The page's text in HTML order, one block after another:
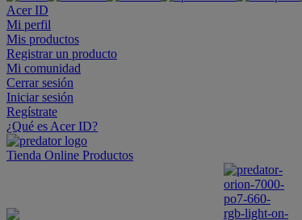
Acer ID
Mi perfil
Mis productos
Registrar un producto
Mi comunidad
Cerrar sesión
Iniciar sesión
Regístrate
¿Qué es Acer ID?
Tienda Online Productos